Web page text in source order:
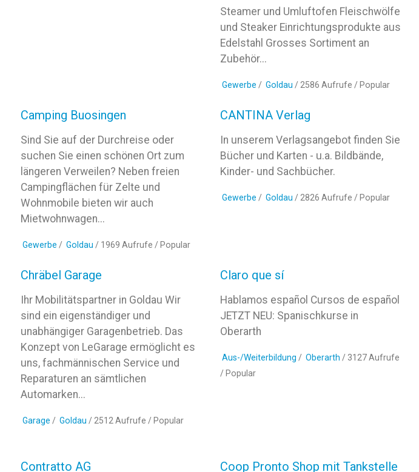
Steamer und Umluftofen Fleischwölfe
und Steaker Einrichtungsprodukte aus
Edelstahl Grosses Sortiment an
Zubehör...
Gewerbe / Goldau / 2586 Aufrufe / Popular
Camping Buosingen
Sind Sie auf der Durchreise oder
suchen Sie einen schönen Ort zum
längeren Verweilen? Neben freien
Campingflächen für Zelte und
Wohnmobile bieten wir auch
Mietwohnwagen...
Gewerbe / Goldau / 1969 Aufrufe / Popular
CANTINA Verlag
In unserem Verlagsangebot finden Sie
Bücher und Karten - u.a. Bildbände,
Kinder- und Sachbücher.
Gewerbe / Goldau / 2826 Aufrufe / Popular
Chräbel Garage
Ihr Mobilitätspartner in Goldau Wir
sind ein eigenständiger und
unabhängiger Garagenbetrieb. Das
Konzept von LeGarage ermöglicht es
uns, fachmännischen Service und
Reparaturen an sämtlichen
Automarken...
Garage / Goldau / 2512 Aufrufe / Popular
Claro que sí
Hablamos español Cursos de español
JETZT NEU: Spanischkurse in
Oberarth
Aus-/Weiterbildung / Oberarth / 3127 Aufrufe
/ Popular
Contratto AG Coop Pronto Shop mit Tankstelle